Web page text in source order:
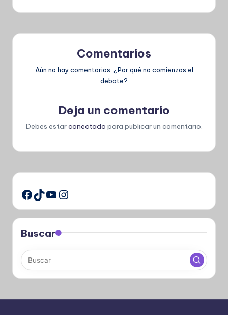
Comentarios
Aún no hay comentarios. ¿Por qué no comienzas el
debate?
Deja un comentario
Debes estarconectado para publicar un comentario.
Facebook
TikTok
YouTube
Instagram
Buscar